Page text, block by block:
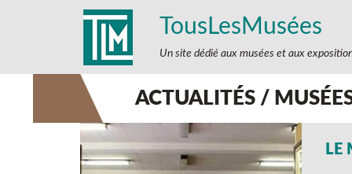
TousLesMusées
Un site dédié aux musées et aux
ACTUALITÉS /
LE